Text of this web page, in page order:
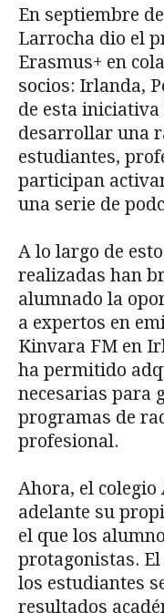
En septiembre
Larrocha dio el
Erasmus+ en
socios: Irlanda,
de esta
desarrollar una
estudiantes,
participan
una serie de
A lo largo de
realizadas han
alumnado la
a expertos en
Kinvara FM en
ha permitido
necesarias para
programas de
profesional.
Ahora, el
adelante su
el que los
protagonistas.
los estudiantes
resultados